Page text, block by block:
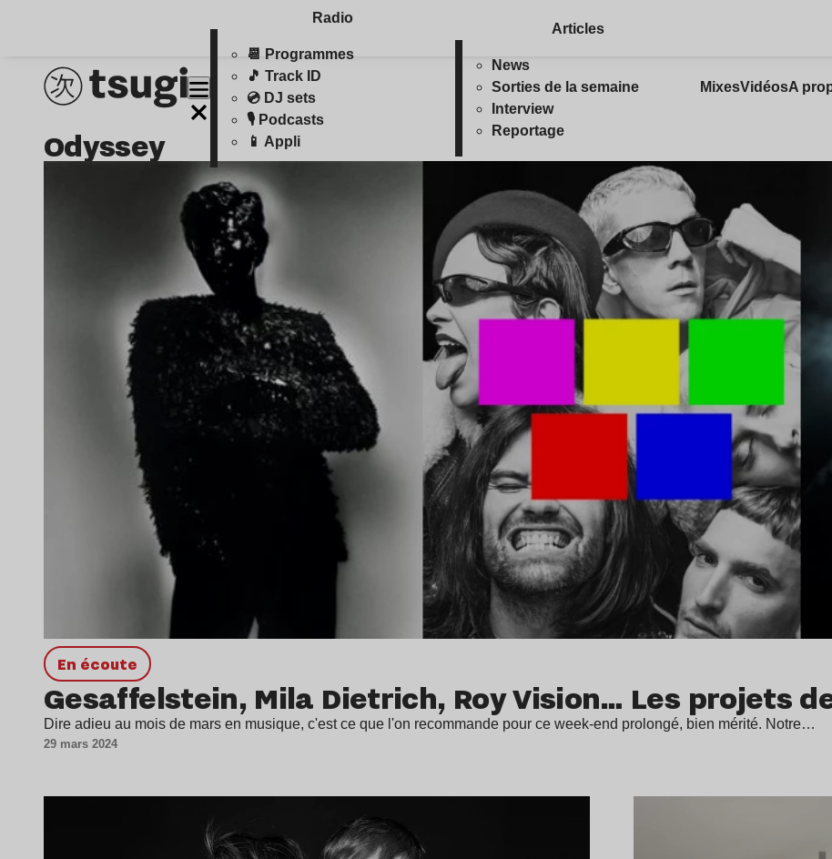
Radio
📆 Programmes
🎵 Track ID
💿 DJ sets
🎙️ Podcasts
📱 Appli
Articles
News
Sorties de la semaine
Interview
Reportage
MixesVidéosA
Odyssey
en écoute
Gesaffelstein, Mila Dietrich, Roy Vision… Les projets
Dire adieu au mois de mars en musique, c'est ce que l'on recommande pour ce week-end prolongé, bien mérité. Notre…
29 mars 2024